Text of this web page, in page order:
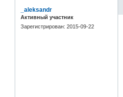
_aleksandr
Активный участник
Зарегистрирован: 2015-09-22